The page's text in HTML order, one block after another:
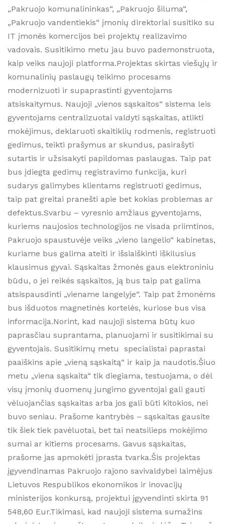
„Pakruojo komunalininkas“, „Pakruojo šiluma“,
„Pakruojo vandentiekis“ įmonių direktoriai susitiko su
IT įmonės komercijos bei projektų realizavimo
vadovais. Susitikimo metu jau buvo pademonstruota,
kaip veiks naujoji platforma.Projektas skirtas viešųjų ir
komunalinių paslaugų teikimo procesams
modernizuoti ir supaprastinti gyventojams
atsiskaitymus. Naujoji „vienos sąskaitos“ sistema leis
gyventojams centralizuotai valdyti sąskaitas, atlikti
mokėjimus, deklaruoti skaitiklių rodmenis, registruoti
gedimus, teikti prašymus ar skundus, pasirašyti
sutartis ir užsisakyti papildomas paslaugas. Taip pat
bus įdiegta gedimų registravimo funkcija, kuri
sudarys galimybes klientams registruoti gedimus,
taip pat greitai pranešti apie bet kokias problemas ar
defektus.Svarbu – vyresnio amžiaus gyventojams,
kuriems naujosios technologijos ne visada priimtinos,
Pakruojo spaustuvėje veiks „vieno langelio“ kabinetas,
kuriame bus galima ateiti ir išsiaiškinti iškilusius
klausimus gyvai. Sąskaitas žmonės gaus elektroniniu
būdu, o jei reikės sąskaitos, ją bus taip pat galima
atsispausdinti „viename langelyje“. Taip pat žmonėms
bus išduotos magnetinės kortelės, kuriose bus visa
informacija.Norint, kad naujoji sistema būtų kuo
paprasčiau suprantama, planuojami ir susitikimai su
gyventojais. Susitikimų metu specialistai paprastai
paaiškins apie „vieną sąskaitą“ ir kaip ja naudotis.Šiuo
metu „viena sąskaita“ tik diegiama, testuojama, o dėl
visų įmonių duomenų jungimo gyventojai gali gauti
vėluojančias sąskaitas arba jos gali būti kitokios, nei
buvo seniau. Prašome kantrybės – sąskaitas gausite
tik šiek tiek pavėluotai, bet tai neatsilieps mokėjimo
sumai ar kitiems procesams. Gavus sąskaitas,
prašome jas apmokėti įprasta tvarka.Šis projektas
įgyvendinamas Pakruojo rajono savivaldybei laimėjus
Lietuvos Respublikos ekonomikos ir inovacijų
ministerijos konkursą, projektui įgyvendinti skirta 91
548,60 Eur.Tikimasi, kad naujoji sistema sumažins